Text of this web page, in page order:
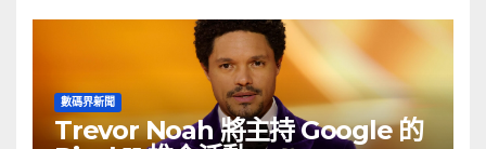
數碼界新聞
Trevor Noah 將主持 Google 的